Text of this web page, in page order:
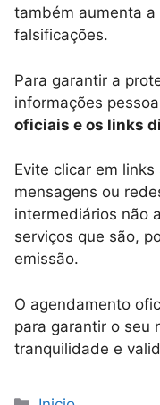
também aumenta
falsificações.
Para garantir a
informações
oficiais e os links
Evite clicar em
mensagens ou
intermediários não
serviços que são,
emissão.
O agendamento
para garantir o seu
tranquilidade e
Categorias